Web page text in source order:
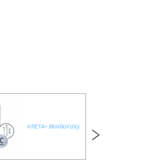
KRETA+ [80X80X165] ›